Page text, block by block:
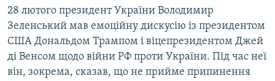
28 лютого президент України Володимир
Зеленський мав емоційну дискусію із президентом
США Дональдом Трампом і віцепрезидентом Джей
ді Венсом щодо війни РФ проти України. Під час неї
він, зокрема, сказав, що не прийме припинення